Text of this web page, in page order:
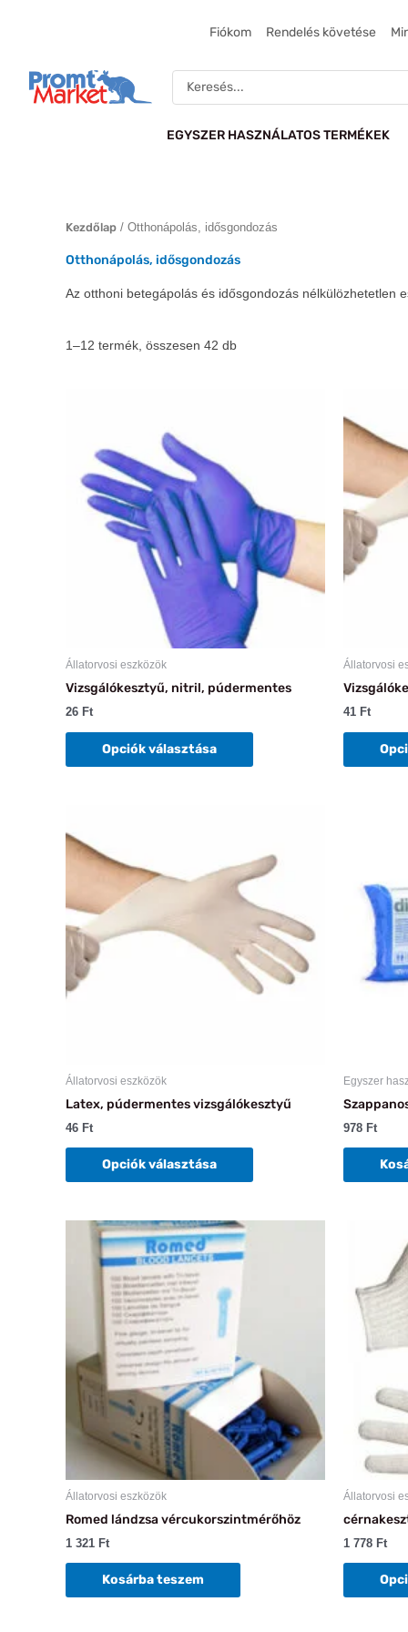
Fiókom Rendelés követése
Search
...
EGYSZER HASZNÁLATOS TERMÉKEK
Kezdőlap / Otthonápolás, idősgondozás
Otthonápolás, idősgondozás
Az otthoni betegápolás és idősgondozás nélkülözhetetlen
1–12 termék, összesen 42 db
popularity
Állatorvosi eszközök
Vizsgálókesztyű, nitril, púdermentes
26 Ft
Opciók választása
van.
változatok
a
termékoldalon
választhatók
ki
Állatorvosi
41 Ft
Állatorvosi eszközök
Latex, púdermentes vizsgálókesztyű
46 Ft
Opciók választása
terméknek
több
van.
A
változatok
a
Egyszer
978 Ft
Állatorvosi eszközök
Romed lándzsa vércukorszintmérőhöz
1 321 Ft
Kosárba teszem
Állatorvosi
1 778 Ft